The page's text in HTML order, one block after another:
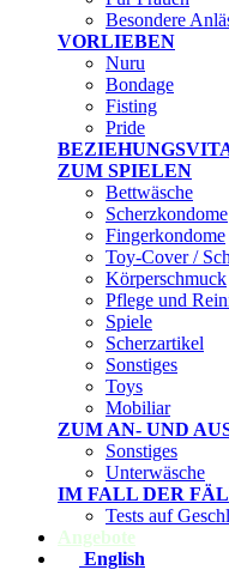
Besondere
VORLIEBEN
Nuru
Bondage
Fisting
Pride
ZUM SPIELEN
Bettwäsche
Scherzkondome
Fingerkondome
Toy-Cover /
Körperschmuck
Pflege und
Spiele
Scherzartikel
Sonstiges
Toys
Mobiliar
ZUM AN- UND
Sonstiges
Unterwäsche
IM FALL DER
Tests auf
Angebote
English